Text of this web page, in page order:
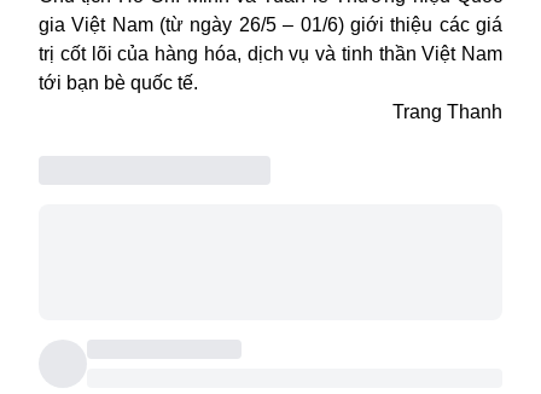
gia Việt Nam (từ ngày 26/5 – 01/6) giới thiệu các giá
trị cốt lõi của hàng hóa, dịch vụ và tinh thần Việt Nam
tới bạn bè quốc tế.
Trang Thanh